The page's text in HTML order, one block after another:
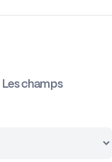
Les champs